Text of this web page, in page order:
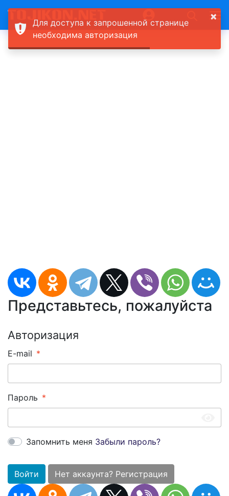
Представьтесь, пожалуйста
Авторизация
E-mail
Пароль
Запомнить меня Забыли пароль?
Войти Нет аккаунта? Регистрация
×
Для доступа к запрошенной странице
необходима авторизация